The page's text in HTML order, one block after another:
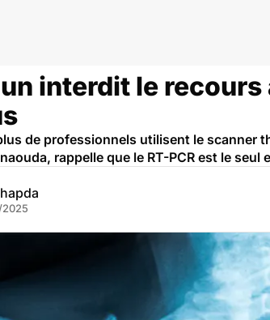
interdit le
de professionnels utilisent le scanner
rappelle que le RT-PCR est le